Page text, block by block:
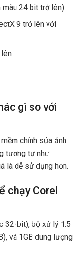
màu 24 bit trở lên)
9 trở lên với
gì so với
chỉnh sửa ảnh
tương tự như
là dễ sử dụng hơn.
chạy Corel
32-bit), bộ xử lý 1.5
và 1GB dung lượng